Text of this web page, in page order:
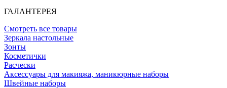
ГАЛАНТЕРЕЯ
Смотреть все товары
Зеркала настольные
Зонты
Косметички
Расчески
Аксессуары для макияжа, маникюрные наборы
Швейные наборы